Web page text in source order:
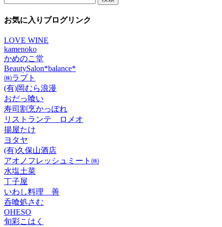
イ
お気に入りブログリンク
LOVE WINE
kamenoko
かめのこ堂
BeautySalon*balance*
㈱ラプト
(有)岡むら浪漫
おだっ喰い
寿司割烹かっぽれ
リストランテ ロメオ
揚屋たけ
ヨタヤ
(有)久保山酒店
アオノフレッシュミート㈱
水塩土菜
丁子屋
いわし料理 善
呑喰処さむ
OHESO
旬彩こはく